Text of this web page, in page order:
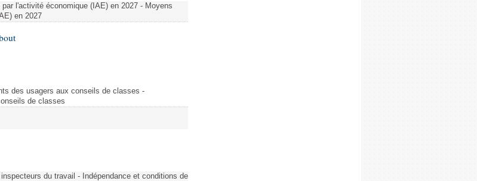
l'activité économique (IAE) en 2027 - Moyens
en 2027
des usagers aux conseils de classes -
de classes
du travail - Indépendance et conditions de